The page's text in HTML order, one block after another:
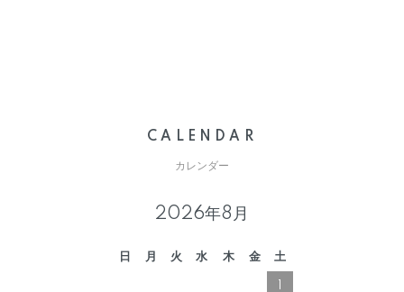
CALENDAR
カレンダー
2026年8月
日 月 火 水 木 金 土